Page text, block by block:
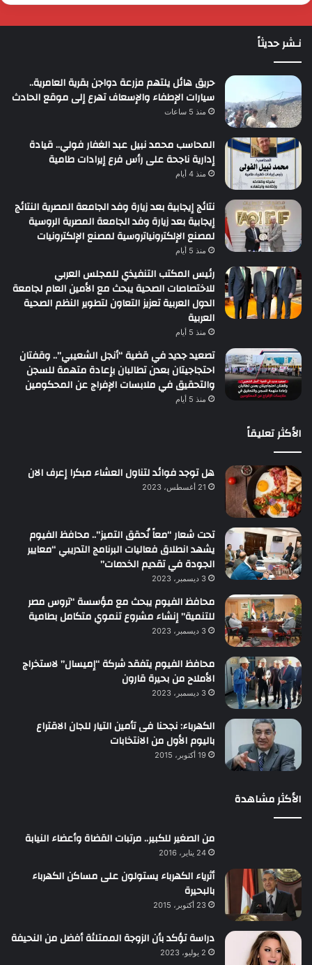
نـشر حديثاً
حريق هائل يلتهم مزرعة دواجن بقرية العامرية..
سيارات الإطفاء والإسعاف تهرع إلى موقع الحادث
منذ 5 ساعات
المحاسب محمد نبيل عبد الغفار فولي.. قيادة
إدارية ناجحة على رأس فرع إيرادات طامية
منذ 4 أيام
نتائج إيجابية بعد زيارة وفد الجامعة المصرية النتائج
إيجابية بعد زيارة وفد الجامعة المصرية الروسية
لمصنع الإلكترونياتروسية لمصنع الإلكترونيات
منذ 5 أيام
رئيس المكتب التنفيذي للمجلس العربي
للاختصاصات الصحية يبحث مع الأمين العام لجامعة
الدول العربية تعزيز التعاون لتطوير النظم الصحية
العربية
منذ 5 أيام
تصعيد جديد في قضية “أنجل الشعيبي”.. وقفتان
احتجاجيتان بعدن تطالبان بإعادة متهمة للسجن
والتحقيق في ملابسات الإفراج عن المحكومين
منذ 5 أيام
الأكثر تعليقاً
هل توجد فوائد لتناول العشاء مبكرا إعرف الان
21 أغسطس، 2023
تحت شعار “معاً نُحقق التميز”.. محافظ الفيوم
يشهد انطلاق فعاليات البرنامج التدريبي “معايير
الجودة في تقديم الخدمات”
3 ديسمبر، 2023
محافظ الفيوم يبحث مع مؤسسة “تروس مصر
للتنمية” إنشاء مشروع تنموي متكامل بطامية
3 ديسمبر، 2023
محافظ الفيوم يتفقد شركة “إميسال” لاستخراج
الأملاح من بحيرة قارون
3 ديسمبر، 2023
الكهرباء: نجحنا فى تأمين التيار للجان الاقتراع
باليوم الأول من الانتخابات
19 أكتوبر، 2015
الأكثر مشاهدة
من الصغير للكبير.. مرتبات القضاة وأعضاء النيابة
24 يناير، 2016
أثرياء الكهرباء يستولون على مساكن الكهرباء
بالبحيرة
23 أكتوبر، 2015
دراسة تؤكد بأن الزوجة الممتلئة أفضل من النحيفة
2 يوليو، 2023